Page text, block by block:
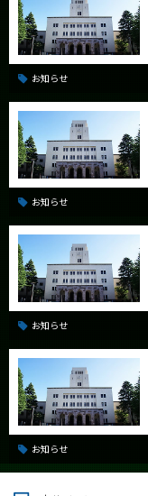
お知らせ
お知らせ
お知らせ
お知らせ